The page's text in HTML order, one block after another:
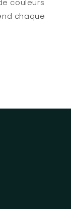
couleurs
chaque